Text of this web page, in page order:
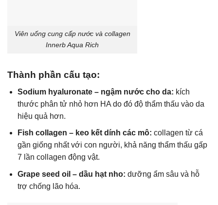
Viên uống cung cấp nước và collagen
Innerb Aqua Rich
Thành phần cấu tạo:
Sodium hyaluronate – ngậm nước cho da: kích
thước phân tử nhỏ hơn HA do đó độ thẩm thấu vào da
hiệu quả hơn.
Fish collagen – keo kết dính các mô: collagen từ cá
gần giống nhất với con người, khả năng thẩm thấu gấp
7 lần collagen động vật.
Grape seed oil – dầu hạt nho: dưỡng ẩm sâu và hỗ
trợ chống lão hóa.